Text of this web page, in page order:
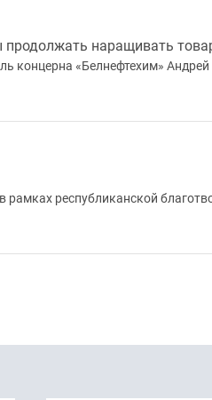
наращивать
концерна «Белнефтехим»
рамках республиканской